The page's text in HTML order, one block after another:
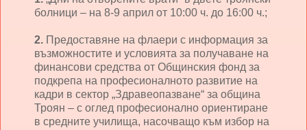
болници – на 8-9 април от 10:00 ч. до 16:00 ч.;
2. Предоставяне на флаери с информация за
възможностите и условията за получаване на
финансови средства от Общинския фонд за
подкрепа на професионалното развитие на
кадри в сектор „Здравеопазване“ за община
Троян – с оглед професионално ориентиране
в средните училища, насочващо към избор на